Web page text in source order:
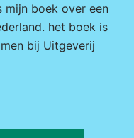
mijn boek over een
het boek is
bij Uitgeverij